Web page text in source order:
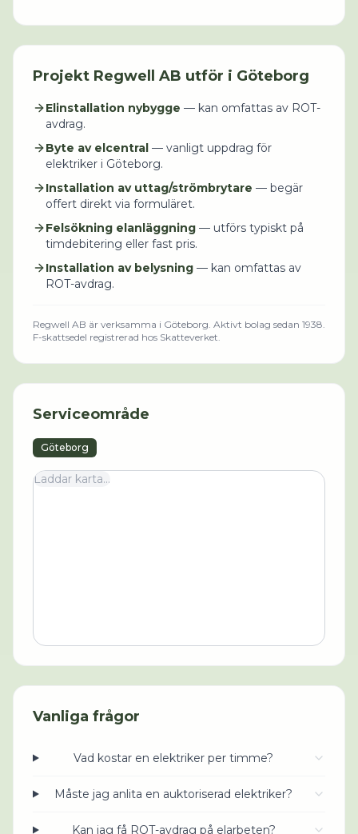
Projekt Regwell AB utför i Göteborg
Elinstallation nybygge — kan omfattas av ROT-
avdrag.
Byte av elcentral — vanligt uppdrag för
elektriker i Göteborg.
Installation av uttag/strömbrytare — begär
offert direkt via formuläret.
Felsökning elanläggning — utförs typiskt på
timdebitering eller fast pris.
Installation av belysning — kan omfattas av
ROT-avdrag.
Regwell AB är verksamma i Göteborg. Aktivt bolag sedan 1938.
F-skattsedel registrerad hos Skatteverket.
Serviceområde
Göteborg
Laddar karta...
Vanliga frågor
Vad kostar en elektriker per timme?
Måste jag anlita en auktoriserad elektriker?
Kan jag få ROT-avdrag på elarbeten?